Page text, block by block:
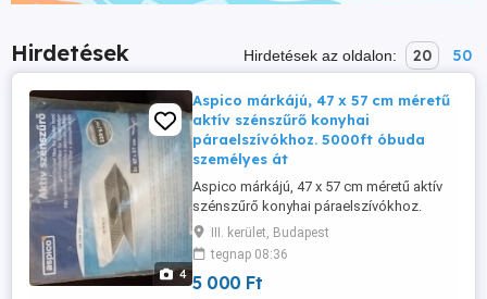
Hirdetések Hirdetések az oldalon: 20 50
4
Aspico márkájú, 47 x 57 cm méretű
aktív szénszűrő konyhai
páraelszívókhoz. 5000ft óbuda
személyes át
Aspico márkájú, 47 x 57 cm méretű aktív
szénszűrő konyhai páraelszívókhoz.
5000ft óbuda személyes átvétel óbudán
lakcimemen vagy előre fizetés után mpl
csomagautomatába + 3000ft 36 50 104
8272
III. kerület, Budapest
tegnap 08:36
5 000 Ft